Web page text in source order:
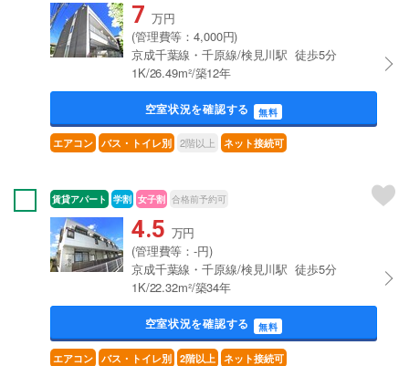
7 万円
(管理費等：4,000円)
京成千葉線・千原線/検見川駅 徒歩5分
1K/26.49m²/築12年
空室状況を確認する 無料
エアコン バス・トイレ別 2階以上 ネット接続可
賃貸アパート 学割 女子割 合格前予約可
4.5 万円
(管理費等：-円)
京成千葉線・千原線/検見川駅 徒歩5分
1K/22.32m²/築34年
空室状況を確認する 無料
エアコン バス・トイレ別 2階以上 ネット接続可